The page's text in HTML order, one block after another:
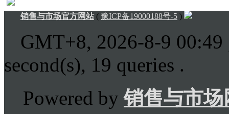
销售与市场官方网站( 豫ICP备19000188号-5 )
GMT+8, 2026-8-9 00:49
second(s), 19 queries .
Powered by销售与市场